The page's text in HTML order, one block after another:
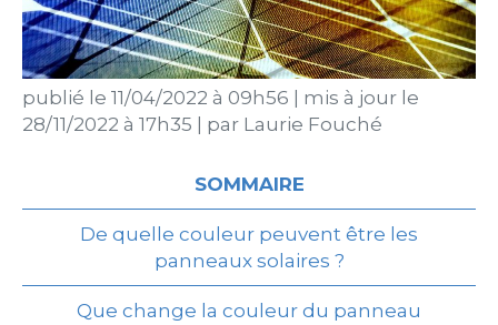
publié le 11/04/2022 à 09h56
mis à jour le
28/11/2022 à 17h35
par Laurie Fouché
SOMMAIRE
De quelle couleur peuvent être les
panneaux solaires ?
Que change la couleur du panneau